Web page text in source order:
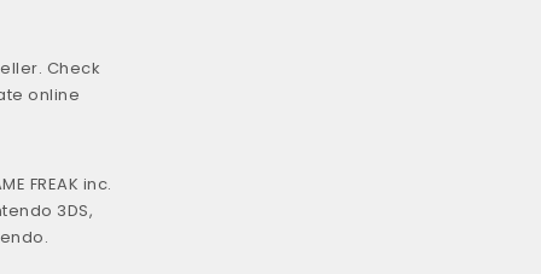
Check
online
FREAK inc.
3DS,